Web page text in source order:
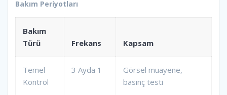
Bakım Periyotları
Bakım
Türü
Frekans Kapsam
Temel
Kontrol
3 Ayda 1
Görsel muayene,
basınç testi